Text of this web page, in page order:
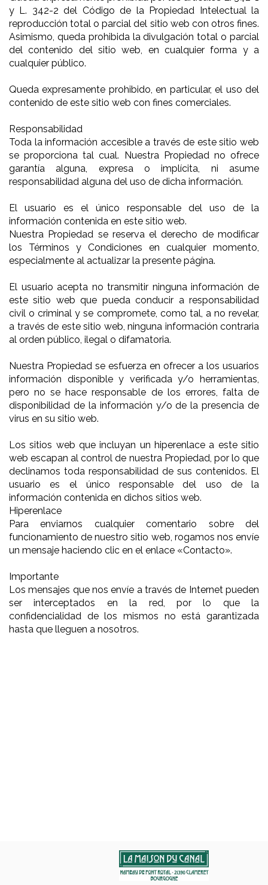
y L. 342-2 del Código de la Propiedad Intelectual la
reproducción total o parcial del sitio web con otros fines.
Asimismo, queda prohibida la divulgación total o parcial
del contenido del sitio web, en cualquier forma y a
cualquier público.
Queda expresamente prohibido, en particular, el uso del
contenido de este sitio web con fines comerciales.
Responsabilidad
Toda la información accesible a través de este sitio web
se proporciona tal cual. Nuestra Propiedad no ofrece
garantía alguna, expresa o implícita, ni asume
responsabilidad alguna del uso de dicha información.
El usuario es el único responsable del uso de la
información contenida en este sitio web.
Nuestra Propiedad se reserva el derecho de modificar
los Términos y Condiciones en cualquier momento,
especialmente al actualizar la presente página.
El usuario acepta no transmitir ninguna información de
este sitio web que pueda conducir a responsabilidad
civil o criminal y se compromete, como tal, a no revelar,
a través de este sitio web, ninguna información contraria
al orden público, ilegal o difamatoria.
Nuestra Propiedad se esfuerza en ofrecer a los usuarios
información disponible y verificada y/o herramientas,
pero no se hace responsable de los errores, falta de
disponibilidad de la información y/o de la presencia de
virus en su sitio web.
Los sitios web que incluyan un hiperenlace a este sitio
web escapan al control de nuestra Propiedad, por lo que
declinamos toda responsabilidad de sus contenidos. El
usuario es el único responsable del uso de la
información contenida en dichos sitios web.
Hiperenlace
Para enviarnos cualquier comentario sobre del
funcionamiento de nuestro sitio web, rogamos nos envíe
un mensaje haciendo clic en el enlace «Contacto».
Importante
Los mensajes que nos envíe a través de Internet pueden
ser interceptados en la red, por lo que la
confidencialidad de los mismos no está garantizada
hasta que lleguen a nosotros.